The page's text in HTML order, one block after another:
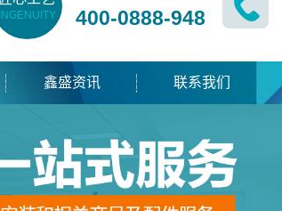
INGENUITY 400-0888-948
鑫盛资讯 联系我们